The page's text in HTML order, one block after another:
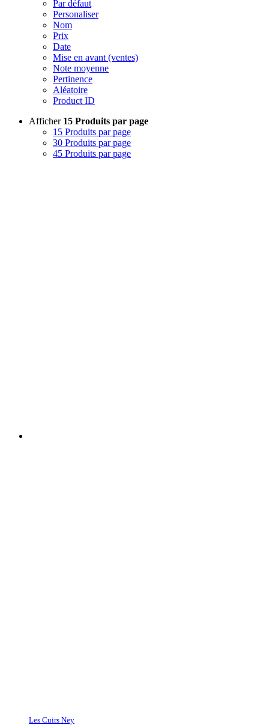
Par défaut
Personaliser
Nom
Prix
Date
Mise en avant (ventes)
Note moyenne
Pertinence
Aléatoire
Product ID
Afficher 15 Produits par page
15 Produits par page
30 Produits par page
45 Produits par page
Les Cuirs Ney